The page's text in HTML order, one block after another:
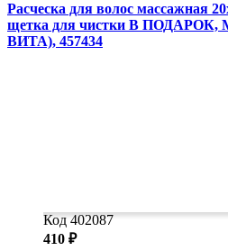
Расческа для волос массажная
щетка для чистки В
ВИТА), 457434
Код 402087
410 ₽